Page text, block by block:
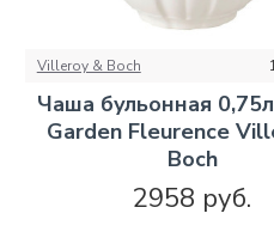
Villeroy & Boch
Чаша бульонная
Garden Fleurence
Boch
2958 руб.